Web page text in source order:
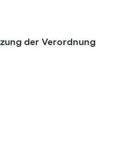
der Verordnung